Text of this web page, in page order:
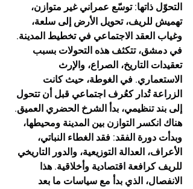
التحوّل ذاتها: توسّع عمراني غير متوازن،
تهميش للريف، تحويل الأرض إلى سلعة،
وغياب العقد الاجتماعي في تخطيط المدينة.
في دمشق، تتكثف هذه التحولات بسبب
تعقيدات التاريخ، الصراع، والإرث
الاستعماري. في الغوطة، حيث كانت
الزراعة تُدار كعُرف اجتماعي قبل أن تتحول
إلى بند تنظيمي، بدأ الشرخ الحضري العميق.
هناك انكسر التوازن بين المدينة ومحيطها،
وبدأت دورة الفقد: فقد الغطاء النباتي،
الأعراف، العدالة التوزيعية، والدور التاريخي
للريف كرافعة اقتصادية وأخلاقية. هذا
الانفصال، الذي بدأ مع سياسات ما بعد